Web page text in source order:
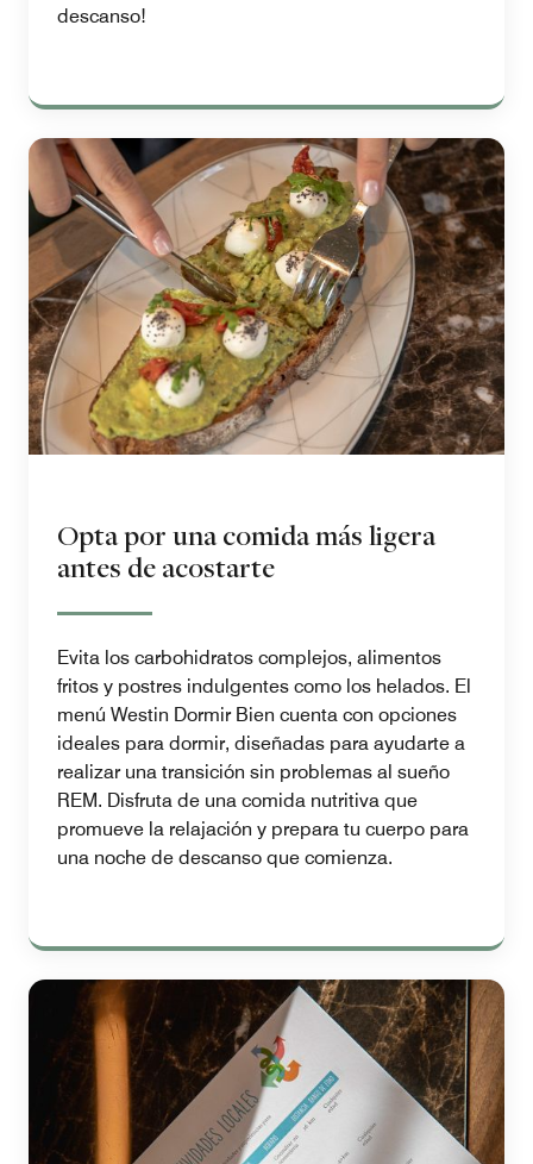
descanso!
Opta por una comida más ligera
antes de acostarte
Evita los carbohidratos complejos, alimentos
fritos y postres indulgentes como los helados. El
menú Westin Dormir Bien cuenta con opciones
ideales para dormir, diseñadas para ayudarte a
realizar una transición sin problemas al sueño
REM. Disfruta de una comida nutritiva que
promueve la relajación y prepara tu cuerpo para
una noche de descanso que comienza.